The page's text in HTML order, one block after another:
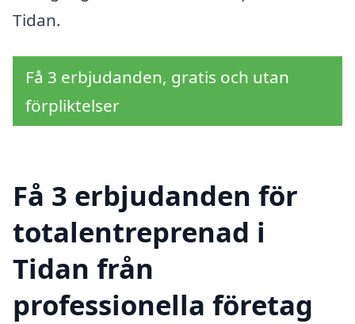
Tidan.
Få 3 erbjudanden, gratis och utan
förpliktelser
Få 3 erbjudanden för
totalentreprenad i
Tidan från
professionella företag